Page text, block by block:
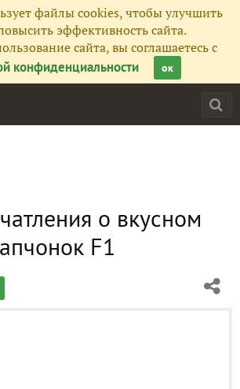
файлы cookies, чтобы улучшить
эффективность сайта.
сайта, вы соглашаетесь с
конфиденциальности
ок
о вкусном
F1